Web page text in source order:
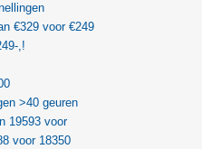
€329 voor €249
,!
>40 geuren
19593 voor
voor 18350